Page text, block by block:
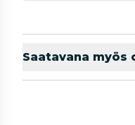
Saatavana myös